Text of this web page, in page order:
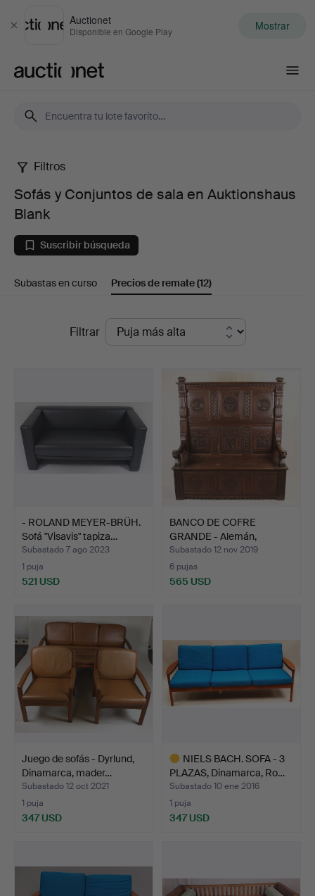
Cerrar
Auctionet
Disponible en Google Play Mostrar
Sofás
Conjuntos
de
Blank
Filtros
Sofás y Conjuntos de sala en Auktionshaus
Blank
Suscribir búsqueda
Subastas en curso Precios de remate(12)
Filtrar
- ROLAND MEYER-BRÜH.
Sofá "Visavis" tapiza…
Subastado 7 ago 2023
1 puja
521 USD
BANCO DE COFRE
GRANDE - Alemán,
alrededor …
Subastado 12 nov 2019
6 pujas
565 USD
Juego de sofás - Dyrlund,
Dinamarca, mader…
Subastado 12 oct 2021
1 puja
347 USD
NIELS BACH. SOFA - 3
PLAZAS, Dinamarca, Ro…
Subastado 10 ene 2016
1 puja
347 USD